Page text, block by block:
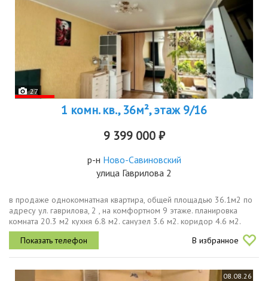
27
1 комн. кв., 36м², этаж 9/16
9 399 000 ₽
р-н Ново-Савиновский
улица Гаврилова 2
в продаже однокомнатная квартира, общей площадью 36.1м2 по
адресу ул. гаврилова, 2 , на комфортном 9 этаже. планировка
комната 20.3 м2 кухня 6.8 м2. санузел 3.6 м2. коридор 4.6 м2.
балкон 1 м2. ремонт косметический, в квартире останется вся...
В избранное
08.08.26